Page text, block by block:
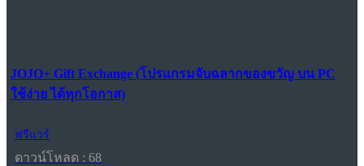
JOJO+ Gift Exchange (โปรแกรมจับฉลากของขวัญ บน PC
ใช้ง่าย ได้ทุกโอกาส)
ฟรีแวร์
ดาวน์โหลด : 68